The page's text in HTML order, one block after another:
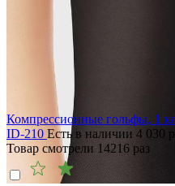
Компрессионные гольфы, 1
ID-210 Есть в наличии 4 030
Товар смотрели 14216 раз